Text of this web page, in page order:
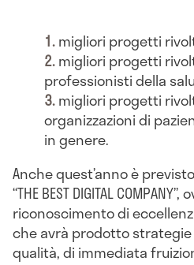
migliori progetti
migliori progetti
professionisti della
migliori progetti
organizzazioni di
in genere.
Anche quest’anno è
“THE BEST DIGITAL
riconoscimento di
che avrà prodotto strategie
qualità, di immediata